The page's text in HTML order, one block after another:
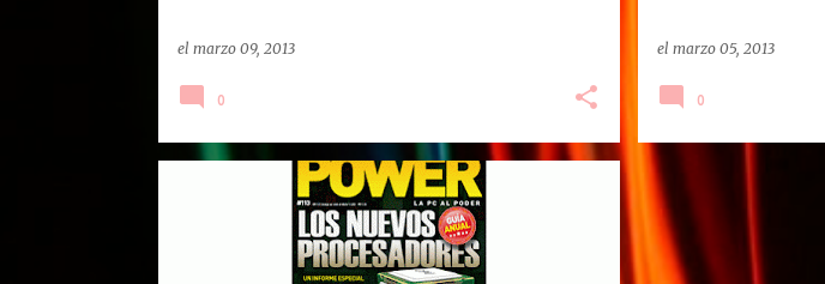
el marzo 09, 2013
0
el marzo 05, 2013
0